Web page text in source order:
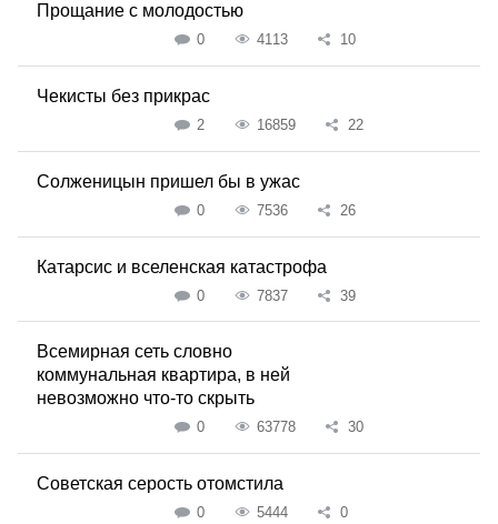
Прощание с молодостью
0 4113 10
Чекисты без прикрас
2 16859 22
Солженицын пришел бы в ужас
0 7536 26
Катарсис и вселенская катастрофа
0 7837 39
Всемирная сеть словно
коммунальная квартира, в ней
невозможно что-то скрыть
0 63778 30
Советская серость отомстила
0 5444 0